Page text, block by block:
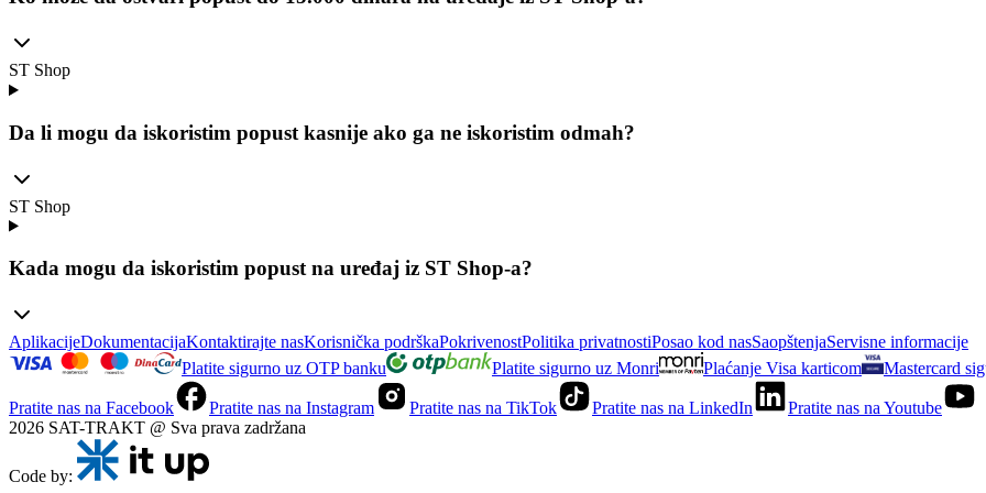
ST Shop
Da li mogu da iskoristim popust kasnije ako ga ne iskoristim odmah?
ST Shop
Kada mogu da iskoristim popust na uređaj iz ST Shop-a?
AplikacijeDokumentacijaKontaktirajte nasKorisnička podrškaPokrivenostPolitika privatnostiPosao kod nasSaopštenjaServisne informacije
Platite sigurno uz OTP banku
Platite sigurno uz Monri Plaćanje Visa karticom Mastercard
Pratite nas na Facebook Pratite nas na Instagram Pratite nas na TikTok Pratite nas na LinkedIn
Pratite nas na Youtube
2026 SAT-TRAKT @ Sva prava zadržana
Code by: